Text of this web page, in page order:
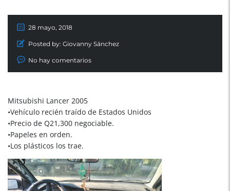
28 mayo, 2018
Posted by: Giovanny Sánchez
No hay comentarios
Mitsubishi Lancer 2005
•Vehículo recién traído de Estados Unidos
•Precio de Q21,300 negociable.
•Papeles en orden.
•Los plásticos los trae.